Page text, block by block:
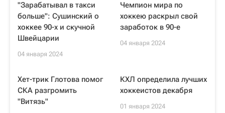
"Зарабатывал в такси
больше": Сушинский о
хоккее 90-х и скучной
Швейцарии
04 января 2024
Чемпион мира по
хоккею раскрыл свой
заработок в 90-е
04 января 2024
Хет-трик Глотова помог
СКА разгромить
"Витязь"
КХЛ определила лучших
хоккеистов декабря
01 января 2024